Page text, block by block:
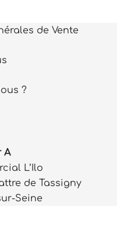
de Vente
?
A
L’Ilo
de Tassigny
Seine